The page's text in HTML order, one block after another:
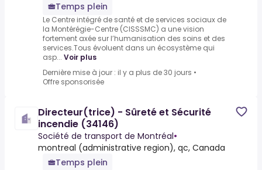
Temps plein
Le Centre intégré de santé et de services sociaux de
la Montérégie-Centre (CISSSMC) a une vision
fortement axée sur l’humanisation des soins et des
services.Tous évoluent dans un écosystème qui
asp... Voir plus
Dernière mise à jour : il y a plus de 30 jours •
Offre sponsorisée
Directeur(trice) - Sûreté et Sécurité
incendie (34146)
Société de transport de Montréal•
montreal (administrative region), qc, Canada
Temps plein